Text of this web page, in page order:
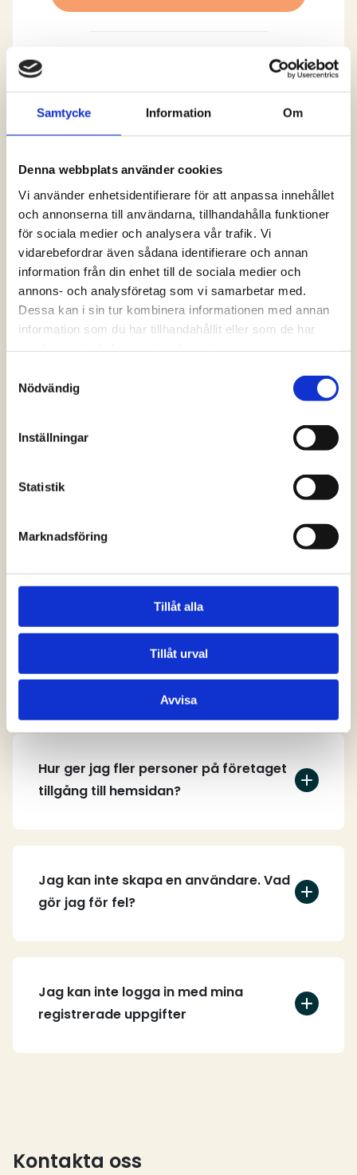
Samtycke Information Om
Denna webbplats använder cookies
Vi använder enhetsidentifierare för att anpassa innehållet
och annonserna till användarna, tillhandahålla funktioner
för sociala medier och analysera vår trafik. Vi
vidarebefordrar även sådana identifierare och annan
information från din enhet till de sociala medier och
annons- och analysföretag som vi samarbetar med.
Dessa kan i sin tur kombinera informationen med annan
information som du har tillhandahållit eller som de har
Nödvändig
Inställningar
Statistik
Marknadsföring
Tillåt alla
Tillåt urval
Avvisa
Logga in och ta del av allt som vår hemsida
har att erbjuda. Saknar du dina uppgifter?
lösenord” alternativt kontakta oss så hjälper
vi dig!
Logga in
Vanliga frågor och
hemsidan?
Hur skapar jag ett användarkonto?
Hur ger jag fler personer på företaget
tillgång till hemsidan?
Jag kan inte skapa en användare. Vad
gör jag för fel?
Jag kan inte logga in med mina
registrerade uppgifter
Kontakta oss